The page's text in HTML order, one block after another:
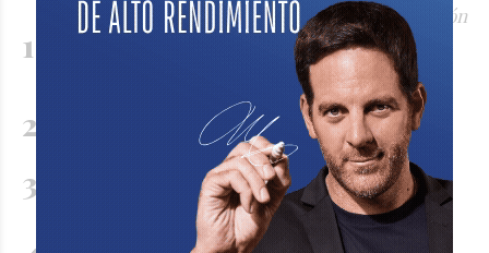
Readecuación de la tasa municipal: La oposición
reconoció el déficit pero autorizó una
actualización menor a la solicitada por el
Carina Andrea Chicco
Sancor Seguros reafirmó el valor de sus
tradiciones en un nuevo encuentro
Corte de energía programado para este